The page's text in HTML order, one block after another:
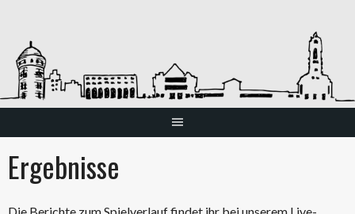
Ergebnisse
Die Berichte zum Spielverlauf findet ihr bei unserem Live-